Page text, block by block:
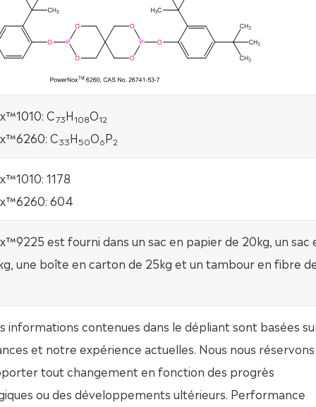
C73H108O12
C33H50O6P2
1178
604
est fourni dans un sac en papier de 20kg, un sac
une boîte en carton de 25kg et un tambour en fibre
informations contenues dans le dépliant sont basées
et notre expérience actuelles. Nous nous
tout changement en fonction des progrès
ou des développements ultérieurs. Performance